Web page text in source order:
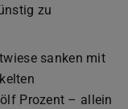
zu
sanken mit
Prozent – allein